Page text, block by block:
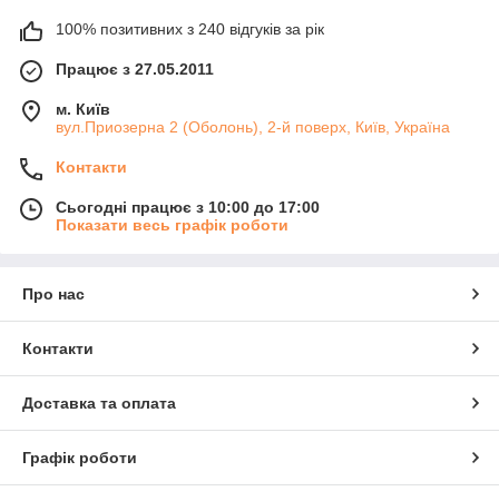
100% позитивних з 240 відгуків за рік
Працює з 27.05.2011
м. Київ
вул.Приозерна 2 (Оболонь), 2-й поверх, Київ, Україна
Контакти
Сьогодні працює з 10:00 до 17:00
Показати весь графік роботи
Про нас
Контакти
Доставка та оплата
Графік роботи